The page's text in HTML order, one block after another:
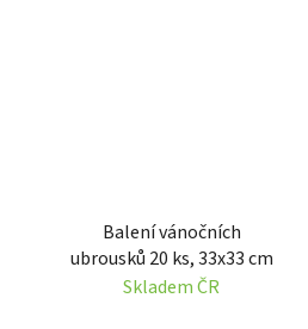
Balení vánočních
ubrousků 20 ks, 33x33 cm
Skladem ČR